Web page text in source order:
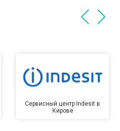
Сервисный центр Indesit в
Кирове